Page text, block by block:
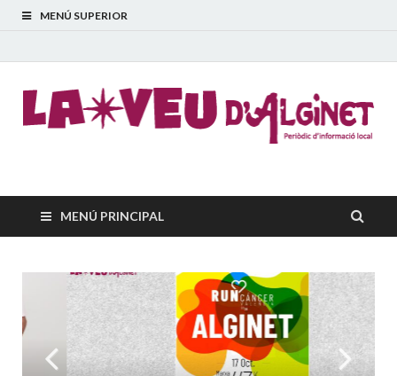
MENÚ SUPERIOR
La Veu d'Alginet
MENÚ PRINCIPAL